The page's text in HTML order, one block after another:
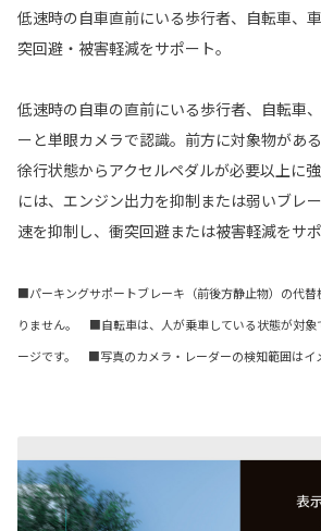
低速時の自車直前にいる歩行者、自転車、
突回避・被害軽減をサポート。
低速時の自車の直前にいる歩行者、自転車
ーと単眼カメラで認識。前方に対象物があ
徐行状態からアクセルペダルが必要以上に
には、エンジン出力を抑制または弱いブレ
速を抑制し、衝突回避または被害軽減をサポ
■パーキングサポートブレーキ（前後方静止物）の代替
りません。 ■自転車は、人が乗車している状態が対
ージです。 ■写真のカメラ・レーダーの検知範囲はイ